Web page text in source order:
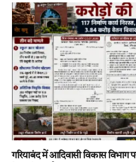
गरियाबंद में आदिवासी विकास विभाग